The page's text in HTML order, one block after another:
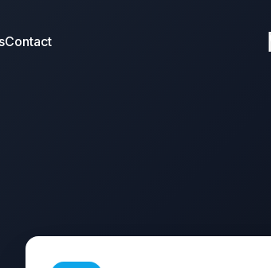
Contact